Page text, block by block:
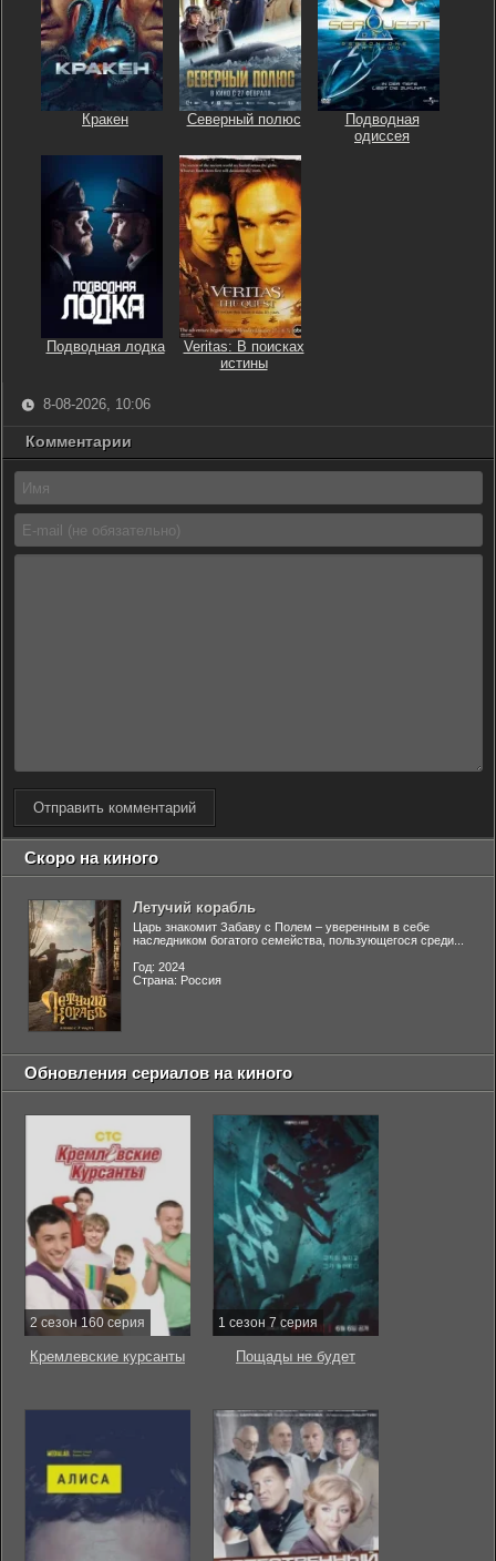
Кракен Северный полюс
Подводная
одиссея
Подводная лодка
Veritas: В поисках
истины
8-08-2026, 10:06
Комментарии
Отправить комментарий
Скоро на киного
Летучий корабль
Царь знакомит Забаву с Полем – уверенным в себе
наследником богатого семейства, пользующегося среди...
Год: 2024
Страна: Россия
Обновления сериалов на киного
2 сезон 160 серия
Кремлевские курсанты
1 сезон 7 серия
Пощады не будет